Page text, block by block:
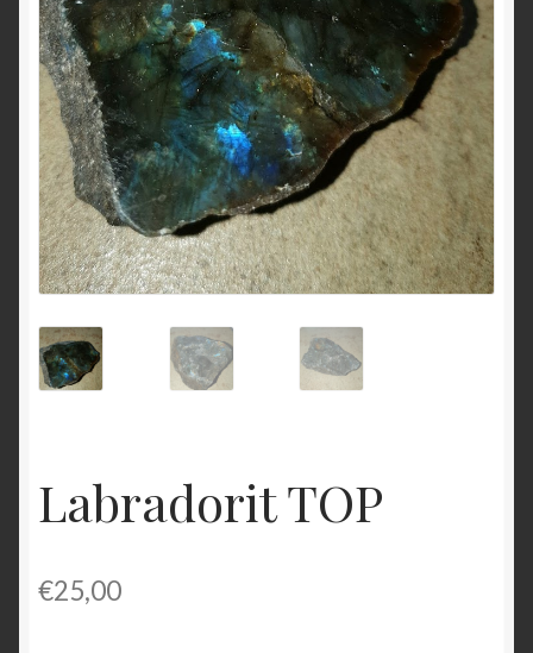
O nás
OBCHODNÉ PODMIENKY
Pokladňa
Zásady ochrany osobných údajov
Labradorit TOP
€25,00